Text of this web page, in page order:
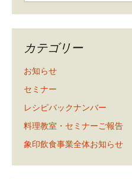
カテゴリー
お知らせ
セミナー
レシピバックナンバー
料理教室・セミナーご報告
象印飲食事業全体お知らせ